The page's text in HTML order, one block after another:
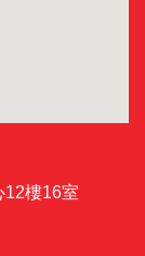
12樓16室